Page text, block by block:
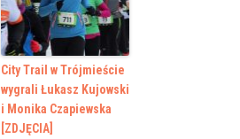
City Trail w Trójmieście
wygrali Łukasz Kujowski
i Monika Czapiewska
[ZDJĘCIA]